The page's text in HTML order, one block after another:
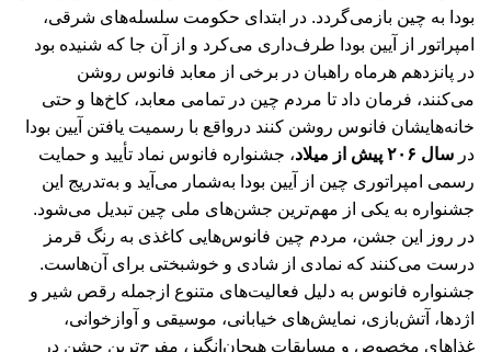
بودا به چین بازمی‌گردد. در ابتدای حکومت سلسله‌های شرقی،
امپراتور از آیین بودا طرف‌داری می‌کرد و از آن جا که شنیده بود
در پانزدهم هرماه راهبان در برخی از معابد فانوس‌ روشن
می‌کنند، فرمان داد تا مردم چین در تمامی معابد، کاخ‌ها و حتی
خانه‌هایشان فانوس‌ روشن کنند درواقع با رسمیت یافتن آیین بودا
در سال ۲۰۶ پیش از میلاد
، جشنواره فانوس نماد تأیید و حمایت
رسمی امپراتوری چین از آیین بودا به‌شمار می‌آید و به‌تدریج این
جشنواره به یکی از مهم‌ترین جشن‌های ملی چین تبدیل می‌شود.
در روز این جشن، مردم چین فانوس‌هایی کاغذی به رنگ قرمز
درست می‌کنند که نمادی از شادی و خوشبختی برای آن‌هاست.
جشنواره فانوس به دلیل فعالیت‌های متنوع ازجمله رقص شیر و
اژدها، آتش‌بازی، نمایش‌های خیابانی، موسیقی و آوازخوانی،
غذاهای مخصوص و مسابقات هیجان‌انگیز، مفرح‌ترین جشن در